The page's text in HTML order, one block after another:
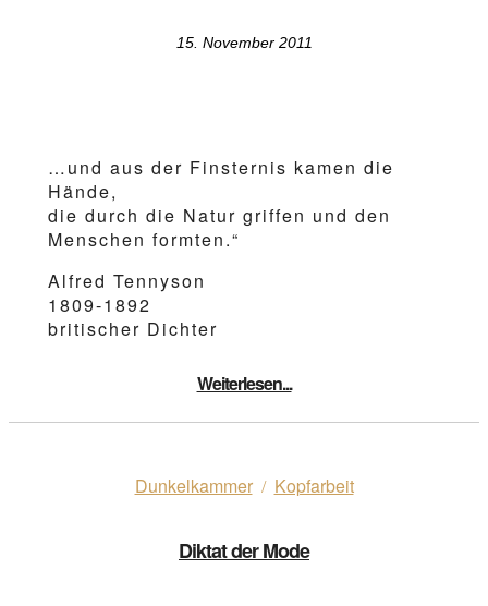
15. November 2011
…und aus der Finsternis kamen die
Hände,
die durch die Natur griffen und den
Menschen formten.“
Alfred Tennyson
1809-1892
britischer Dichter
Weiterlesen...
Dunkelkammer/ Kopfarbeit
Diktat der Mode